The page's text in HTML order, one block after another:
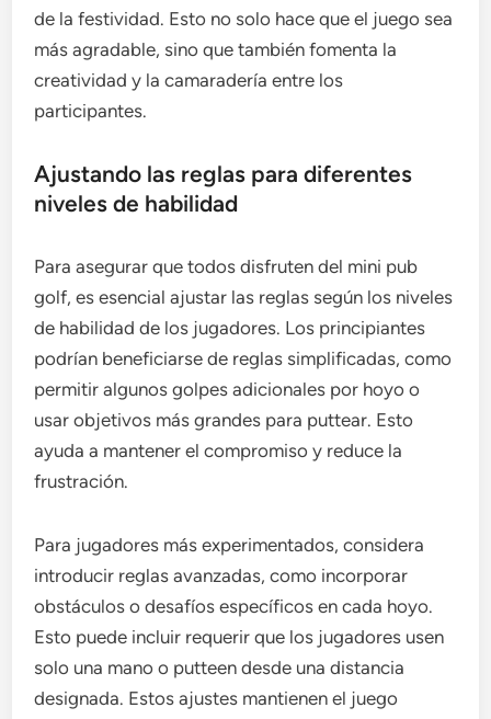
de la festividad. Esto no solo hace que el juego sea
más agradable, sino que también fomenta la
creatividad y la camaradería entre los
participantes.
Ajustando las reglas para diferentes
niveles de habilidad
Para asegurar que todos disfruten del mini pub
golf, es esencial ajustar las reglas según los niveles
de habilidad de los jugadores. Los principiantes
podrían beneficiarse de reglas simplificadas, como
permitir algunos golpes adicionales por hoyo o
usar objetivos más grandes para puttear. Esto
ayuda a mantener el compromiso y reduce la
frustración.
Para jugadores más experimentados, considera
introducir reglas avanzadas, como incorporar
obstáculos o desafíos específicos en cada hoyo.
Esto puede incluir requerir que los jugadores usen
solo una mano o putteen desde una distancia
designada. Estos ajustes mantienen el juego